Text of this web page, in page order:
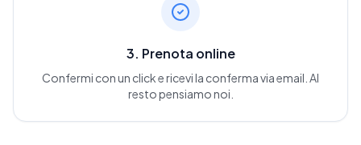
3. Prenota online
Confermi con un click e ricevi la conferma via email. Al
resto pensiamo noi.